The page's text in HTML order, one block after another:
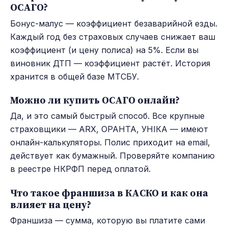
ОСАГО?
Бонус-малус — коэффициент безаварийной езды.
Каждый год без страховых случаев снижает ваш
коэффициент (и цену полиса) на 5%. Если вы
виновник ДТП — коэффициент растёт. История
хранится в общей базе МТСБУ.
Можно ли купить ОСАГО онлайн?
Да, и это самый быстрый способ. Все крупные
страховщики — ARX, ОРАНТА, УНІКА — имеют
онлайн-калькуляторы. Полис приходит на email,
действует как бумажный. Проверяйте компанию
в реестре НКРФП перед оплатой.
Что такое франшиза в КАСКО и как она
влияет на цену?
Франшиза — сумма, которую вы платите сами